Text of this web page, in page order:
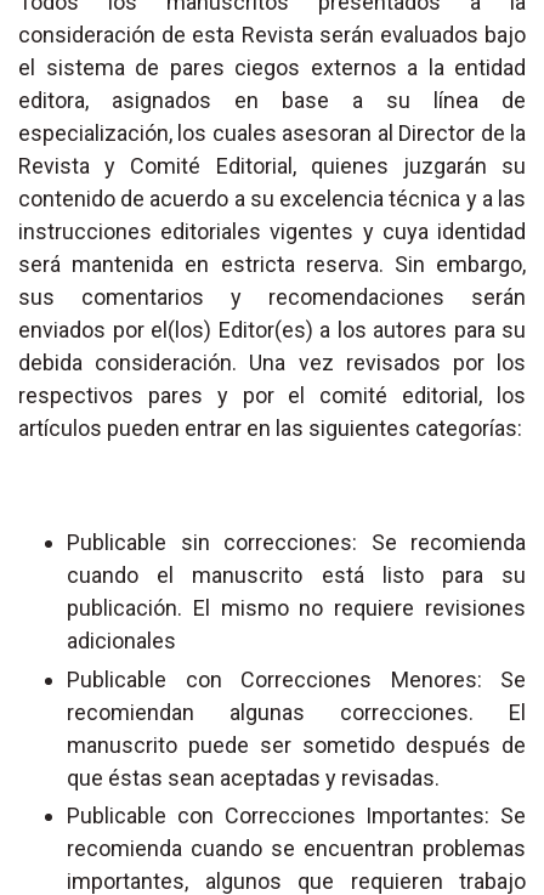
consideración de esta Revista serán evaluados bajo
el sistema de pares ciegos externos a la entidad
editora, asignados en base a su línea de
especialización, los cuales asesoran al Director de la
Revista y Comité Editorial, quienes juzgarán su
contenido de acuerdo a su excelencia técnica y a las
instrucciones editoriales vigentes y cuya identidad
será mantenida en estricta reserva. Sin embargo,
sus comentarios y recomendaciones serán
enviados por el(los) Editor(es) a los autores para su
debida consideración. Una vez revisados por los
respectivos pares y por el comité editorial, los
artículos pueden entrar en las siguientes categorías:
Publicable sin correcciones: Se recomienda
cuando el manuscrito está listo para su
publicación. El mismo no requiere revisiones
adicionales
Publicable con Correcciones Menores: Se
recomiendan algunas correcciones. El
manuscrito puede ser sometido después de
que éstas sean aceptadas y revisadas.
Publicable con Correcciones Importantes: Se
recomienda cuando se encuentran problemas
importantes, algunos que requieren trabajo